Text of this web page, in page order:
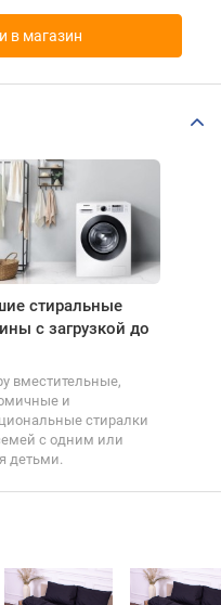
в магазин
стиральные
с загрузкой до
вместительные,
и
стиралки
с одним или
детьми.